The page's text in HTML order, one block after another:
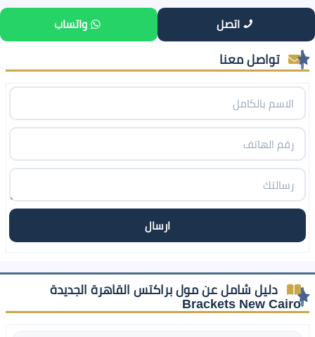
اتصل واتساب
تواصل معنا
دليل شامل عن مول براكتس القاهرة الجديدة
Brackets New Cairo